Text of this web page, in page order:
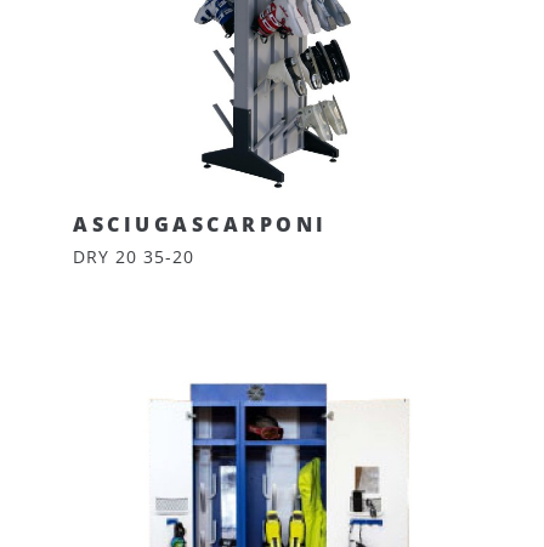
ASCIUGASCARPONI
DRY 20 35-20